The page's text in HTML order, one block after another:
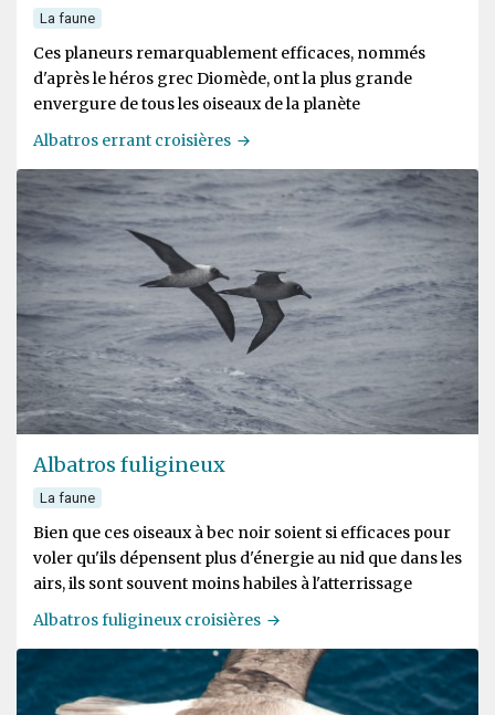
La faune
Ces planeurs remarquablement efficaces, nommés
d'après le héros grec Diomède, ont la plus grande
envergure de tous les oiseaux de la planète
Albatros errant croisières
Albatros fuligineux
La faune
Bien que ces oiseaux à bec noir soient si efficaces pour
voler qu'ils dépensent plus d'énergie au nid que dans les
airs, ils sont souvent moins habiles à l'atterrissage
Albatros fuligineux croisières